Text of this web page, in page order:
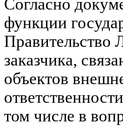
Согласно
функции
Правительство
заказчика,
объектов
том числе в